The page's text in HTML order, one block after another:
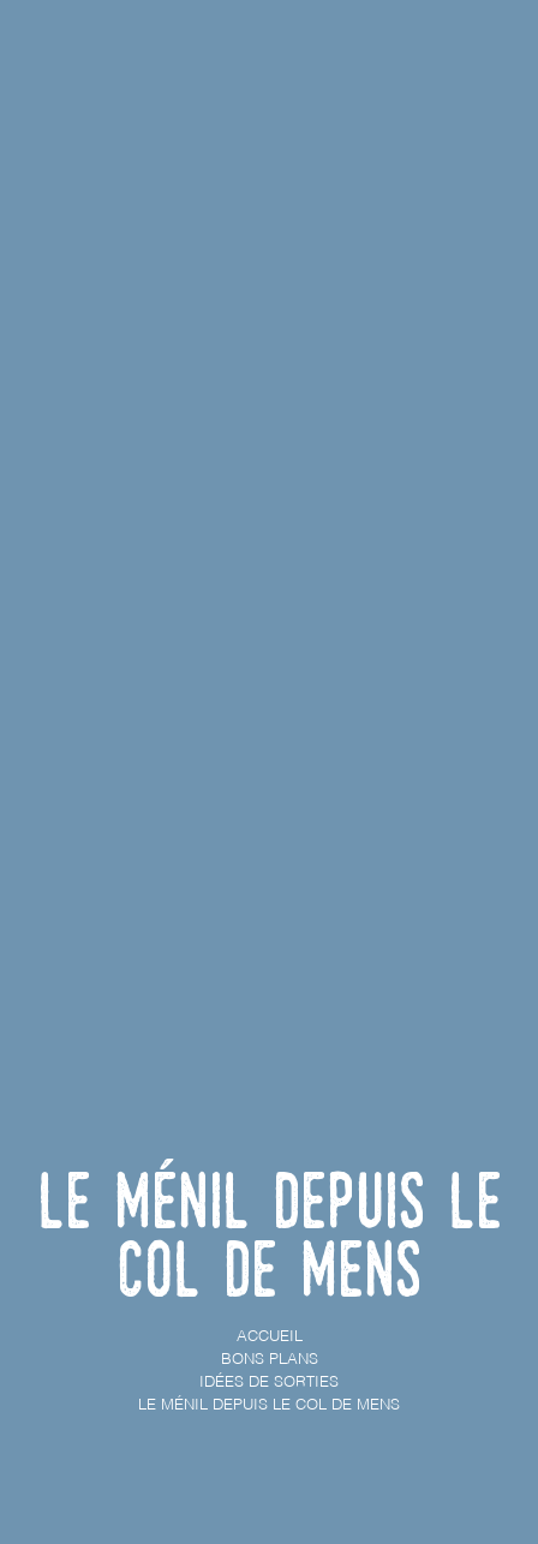
Le Ménil depuis le
Col de Mens
ACCUEIL
BONS PLANS
IDÉES DE SORTIES
LE MÉNIL DEPUIS LE COL DE MENS